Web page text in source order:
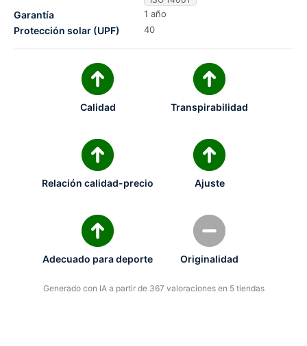
Garantía 1 año
Protección solar (UPF) 40
Calidad Transpirabilidad
Relación calidad-precio Ajuste
Adecuado para deporte Originalidad
Generado con IA a partir de 367 valoraciones en 5 tiendas